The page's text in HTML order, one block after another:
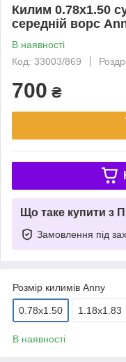
Килим 0.78х1.50
середній ворс
В наявності
Код: 33003/869
700 ₴
Що таке купити з
Замовлення під
Розмір килимів Anny
0.78х1.50 1.18х1.83
В наявності